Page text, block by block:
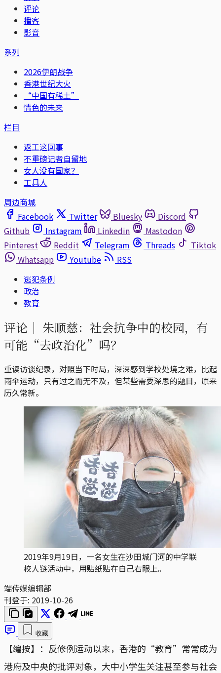
评论
播客
影音
系列
2026伊朗战争
香港世纪大火
“中国有稀土”
情色的未来
栏目
返工这回事
不重磅记者自留地
女人没有国家？
工具人
周边商城
Facebook
Twitter Bluesky
Discord
Github
Instagram Linkedin
Mastodon
Pinterest
Reddit Telegram Threads
Tiktok
Whatsapp
Youtube
RSS
逃犯条例
政治
教育
评论｜ 朱顺慈：社会抗争中的校园，有
可能“去政治化”吗？
重读访谈纪录，对照当下时局，深深感到学校处境之难，比起
雨伞运动，只有过之而无不及，但某些需要深思的题目，原来
历久常新。
2019年9月19日，一名女生在沙田城门河的中学联
校人链活动中，用贴纸贴在自己右眼上。
端传媒编辑部
刊登于: 2019-10-26
收藏
【编按】：反修例运动以来，香港的“教育”常常成为
港府及中央的批评对象，大中小学生关注甚至参与社会